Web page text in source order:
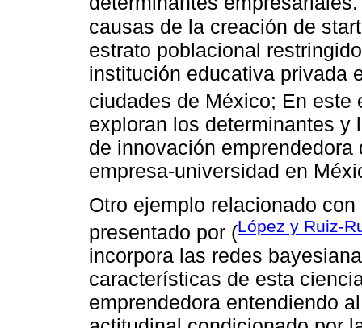
causas de la creación de
estrato poblacional
institución educativa privada
ciudades de México; En este
exploran los determinantes
de innovación
empresa-universidad en
Otro ejemplo relacionado
presentado por (López y Ruiz-
incorpora las redes
características de esta
emprendedora entendiendo